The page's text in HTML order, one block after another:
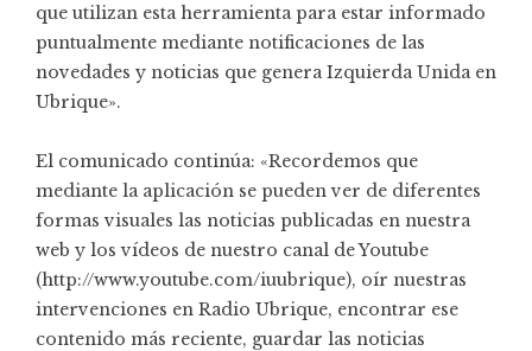
que utilizan esta herramienta para estar informado
puntualmente mediante notificaciones de las
novedades y noticias que genera Izquierda Unida en
Ubrique».
El comunicado continúa: «Recordemos que
mediante la aplicación se pueden ver de diferentes
formas visuales las noticias publicadas en nuestra
web y los vídeos de nuestro canal de Youtube
(http://www.youtube.com/iuubrique), oír nuestras
intervenciones en Radio Ubrique, encontrar ese
contenido más reciente, guardar las noticias